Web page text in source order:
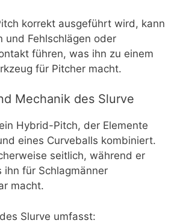
korrekt ausgeführt wird, kann
und Fehlschlägen oder
führen, was ihn zu einem
für Pitcher macht.
Mechanik des Slurve
Hybrid-Pitch, der Elemente
eines Curveballs kombiniert.
seitlich, während er
ihn für Schlagmänner
macht.
Slurve umfasst: